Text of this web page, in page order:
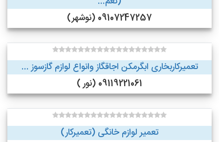
09107247257 (نوشهر)
تعمیرکاربخاری ابگرمکن اجاقگاز وانواع لوازم گازسوز ...
09119221061 (نور )
تعمیر لوازم خانگی (تعمیرکار)